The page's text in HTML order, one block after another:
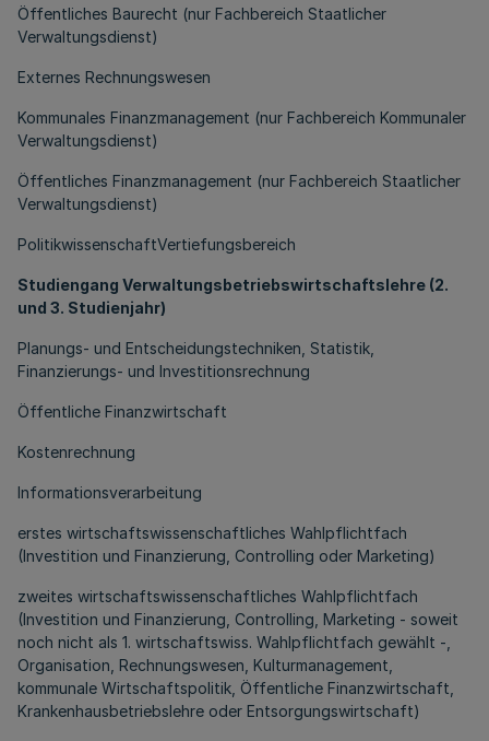
Öffentliches Baurecht (nur Fachbereich Staatlicher
Verwaltungsdienst)
Externes Rechnungswesen
Kommunales Finanzmanagement (nur Fachbereich Kommunaler
Verwaltungsdienst)
Öffentliches Finanzmanagement (nur Fachbereich Staatlicher
Verwaltungsdienst)
PolitikwissenschaftVertiefungsbereich
Studiengang Verwaltungsbetriebswirtschaftslehre (2.
und 3. Studienjahr)
Planungs- und Entscheidungstechniken, Statistik,
Finanzierungs- und Investitionsrechnung
Öffentliche Finanzwirtschaft
Kostenrechnung
Informationsverarbeitung
erstes wirtschaftswissenschaftliches Wahlpflichtfach
(Investition und Finanzierung, Controlling oder Marketing)
zweites wirtschaftswissenschaftliches Wahlpflichtfach
(Investition und Finanzierung, Controlling, Marketing - soweit
noch nicht als 1. wirtschaftswiss. Wahlpflichtfach gewählt -,
Organisation, Rechnungswesen, Kulturmanagement,
kommunale Wirtschaftspolitik, Öffentliche Finanzwirtschaft,
Krankenhausbetriebslehre oder Entsorgungswirtschaft)